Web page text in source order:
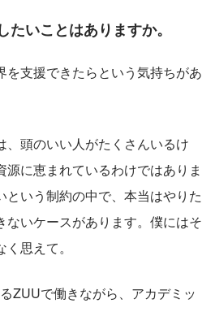
いことはありますか。
を支援できたらという気持ちがあ
、頭のいい人がたくさんいるけ
源に恵まれているわけではありま
という制約の中で、本当はやりた
ないケースがあります。僕にはそ
思えて。
ZUUで働きながら、アカデミッ